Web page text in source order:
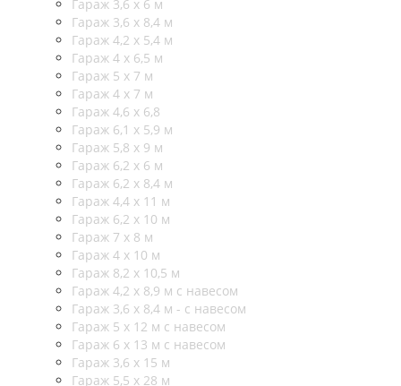
Гараж 3,6 х 6 м
Гараж 3,6 х 8,4 м
Гараж 4,2 х 5,4 м
Гараж 4 х 6,5 м
Гараж 5 х 7 м
Гараж 4 х 7 м
Гараж 4,6 х 6,8
Гараж 6,1 х 5,9 м
Гараж 5,8 х 9 м
Гараж 6,2 х 6 м
Гараж 6,2 х 8,4 м
Гараж 4,4 х 11 м
Гараж 6,2 х 10 м
Гараж 7 х 8 м
Гараж 4 х 10 м
Гараж 8,2 х 10,5 м
Гараж 4,2 х 8,9 м с навесом
Гараж 3,6 х 8,4 м - с навесом
Гараж 5 х 12 м с навесом
Гараж 6 х 13 м с навесом
Гараж 3,6 х 15 м
Гараж 5,5 х 28 м